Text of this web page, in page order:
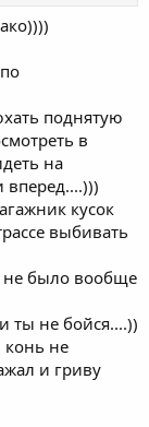
поднятую
в
на
вперед....)))
кусок
выбивать
не было вообще
ты не бойся....))
конь не
и гриву